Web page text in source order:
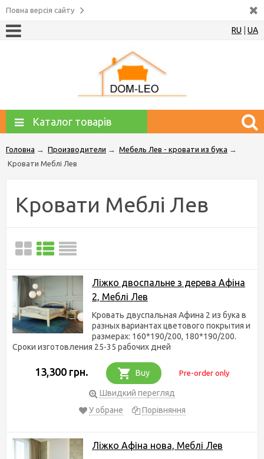
Повна версія сайту
RU UA
Каталог товарів
Головна → Производители → Мебель Лев - кровати из бука →
Кровати Меблі Лев
Кровати Меблі Лев
Ліжко двоспальне з дерева Афіна
2, Меблі Лев
Кровать двуспальная Афина 2 из бука в
разных вариантах цветового покрытия и
размерах: 160*190/200, 180*190/200.
Сроки изготовления 25-35 рабочих дней
13,300 грн. Buy Pre-order only
Швидкий перегляд
У обране
Порівняння
Ліжко Афіна нова, Меблі Лев